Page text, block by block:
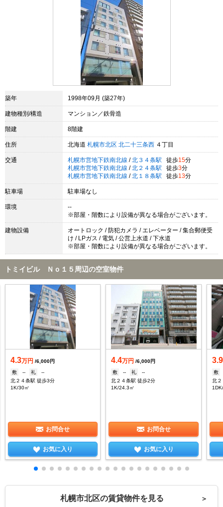
築年 1998年09月 (築27年)
建物種別/構造 マンション／鉄骨造
階建 8階建
住所 北海道 札幌市北区 北二十三条西 ４丁目
交通 札幌市営地下鉄南北線 / 北３４条駅 徒歩15分
札幌市営地下鉄南北線 / 北２４条駅 徒歩3分
札幌市営地下鉄南北線 / 北１８条駅 徒歩13分
駐車場 駐車場なし
環境
--
※部屋・階数により設備が異なる場合がございます。
建物設備
オートロック / 防犯カメラ / エレベーター / 集合郵便受
け / LPガス / 電気 / 公営上水道 / 下水道
※部屋・階数により設備が異なる場合がございます。
トミイビル Ｎｏ１５周辺の空室物件
4.3万円 /6,000円
敷
-- 礼
--
北２４条駅 徒歩3分
1K/30㎡
お問合せ
お気に入り
4.4万円 /6,000円
敷
-- 礼
--
北２４条駅 徒歩2分
1K/24.3㎡
お問合せ
お気に入り
3.9
敷
北２
札幌市北区の賃貸物件を見る ＞